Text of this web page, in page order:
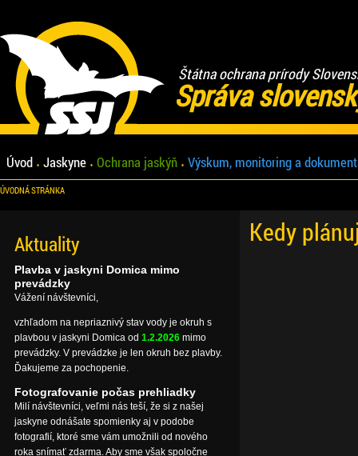
Štátna ochrana prírody
Správa
Úvod Jaskyne Ochrana jaskýň Výskum, monitoring a
ÚVODNÁ STRÁNKA
Kedy
Aktuality
Plavba v jaskyni Domica mimo
prevádzky
Vážení návštevníci,
vzhľadom na nepriaznivý stav vody je okruh s
plavbou v jaskyni Domica od 1.2.2026 mimo
prevádzky. V prevádzke je len okruh bez plavby.
Ďakujeme za pochopenie.
Fotografovanie počas prehliadky
Milí návštevníci, veľmi nás teší, že si z našej
jaskyne odnášate spomienky aj v podobe
fotografií, ktoré sme vám umožnili od nového
roka snímať zdarma. Aby sme však spoločne